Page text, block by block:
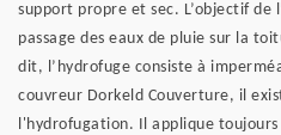
support propre et sec. L’objectif
passage des eaux de pluie sur la
dit, l’hydrofuge consiste à
couvreur Dorkeld Couverture, il
l'hydrofugation. Il applique